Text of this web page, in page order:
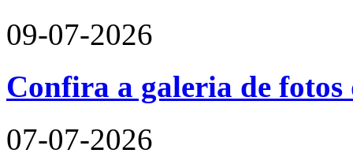
09-07-2026
Confira a galeria de
07-07-2026